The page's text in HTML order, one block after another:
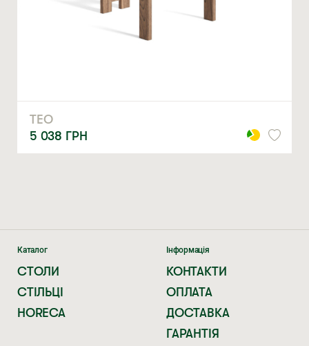
ТЕО
5 038 ГРН
Каталог
СТОЛИ
СТІЛЬЦІ
HORECA
Інформація
КОНТАКТИ
ОПЛАТА
ДОСТАВКА
ГАРАНТІЯ
* — обов’язкові поля